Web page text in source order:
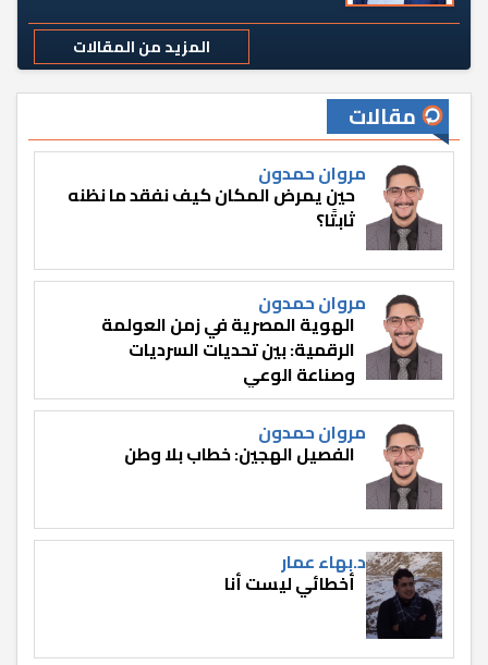
المزيد من المقالات
مقالات
مروان حمدون
حين يمرض المكان كيف نفقد ما نظنه
ثابتًا؟
مروان حمدون
الهوية المصرية في زمن العولمة
الرقمية: بين تحديات السرديات
وصناعة الوعي
مروان حمدون
الفصيل الهجين: خطاب بلا وطن
د.بهاء عمار
أخطائي ليست أنا